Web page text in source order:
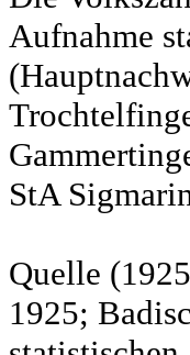
Aufnahme
StA
Quelle
1925;